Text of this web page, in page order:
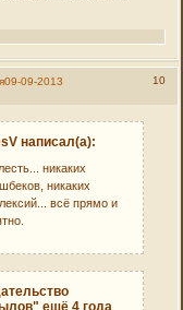
10
09-09-2013
написал(а):
никаких
никаких
всё прямо и